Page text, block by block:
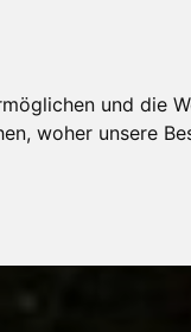
und die
woher unsere